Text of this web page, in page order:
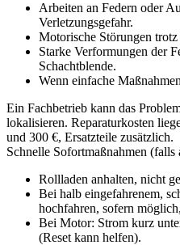
Arbeiten an Federn oder
Verletzungsgefahr.
Motorische Störungen
Starke Verformungen der
Schachtblende.
Wenn einfache
Ein Fachbetrieb kann das
lokalisieren. Reparaturkosten
und 300 €, Ersatzteile zusätzlich.
Schnelle Sofortmaßnahmen
Rollladen anhalten, nicht
Bei halb eingefahrenem,
hochfahren, sofern
Bei Motor: Strom kurz
(Reset kann helfen).